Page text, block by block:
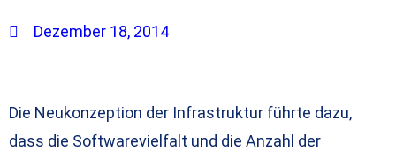
Dezember 18, 2014
Die Neukonzeption der Infrastruktur führte dazu,
dass die Softwarevielfalt und die Anzahl der